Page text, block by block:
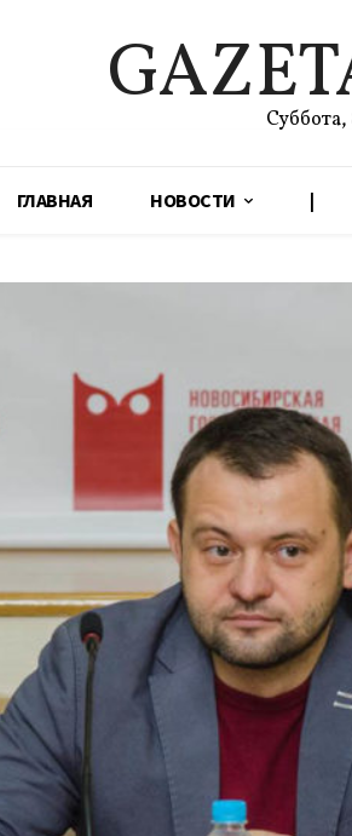
Суббота,
ГЛАВНАЯ НОВОСТИ |